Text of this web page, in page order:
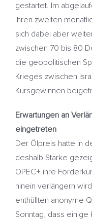
gestartet. Im
ihren zweiten
sich dabei aber
zwischen 70 bis 80
die geopolitischen
Krieges zwischen
Kursgewinnen
Erwartungen an
eingetreten
Der Ölpreis hatte in
deshalb Stärke
OPEC+ ihre
hinein verlängern
enthüllten anonyme
Sonntag, dass einige